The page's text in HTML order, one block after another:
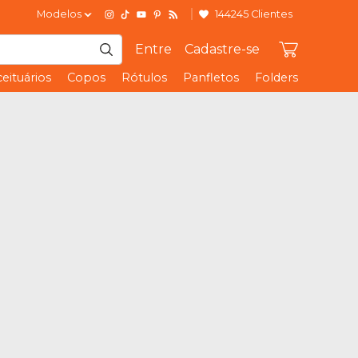
Modelos 144245 Clientes
Entre Cadastre-se
Copos Rótulos Panfletos Folders